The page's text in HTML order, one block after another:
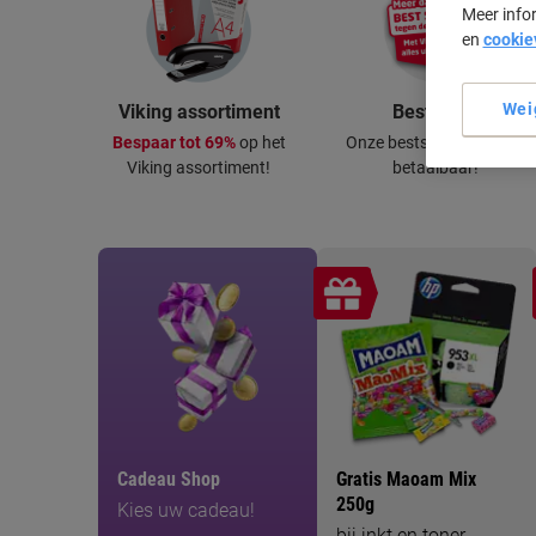
Cadeau Shop
Kies uw cadeau!
Gratis Maoam Mix
250g
Viking assortiment
Bespaar tot 69%op het
Viking assortiment!
Best Price
Onze bestsellers blijvend
betaalbaar!
Meer
en